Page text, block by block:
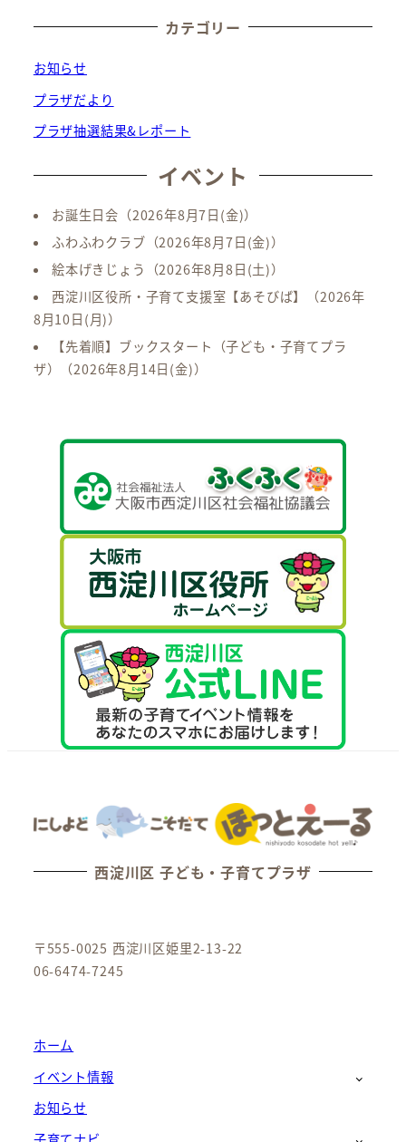
カテゴリー
お知らせ
プラザだより
プラザ抽選結果&レポート
イベント
お誕生日会 （2026年8月7日(金)）
ふわふわクラブ （2026年8月7日(金)）
絵本げきじょう
（2026年8月8日(土)）
西淀川区役所・子育て支援室【あそびば】
（2026年
8月10日(月)）
【先着順】ブックスタート（子ども・子育てプラ
ザ）
（2026年8月14日(金)）
西淀川区 子ども・子育てプラザ
〒555-0025 西淀川区姫里2-13-22
06-6474-7245
ホーム
イベント情報
お知らせ